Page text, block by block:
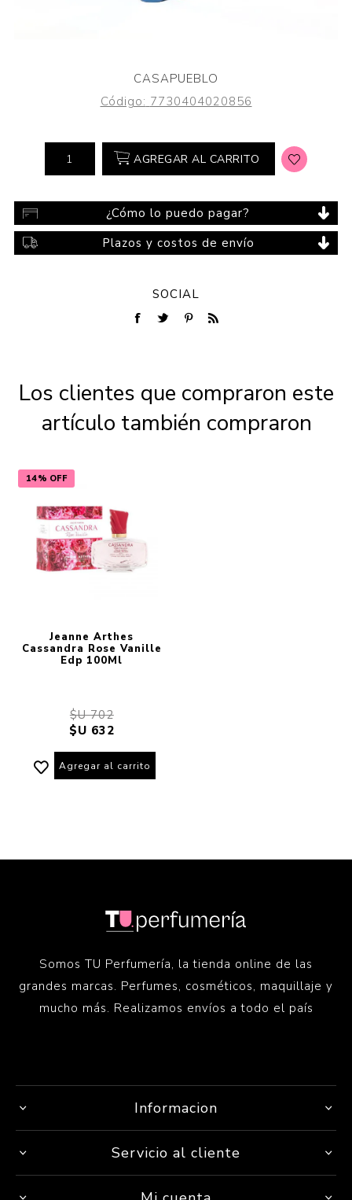
CASAPUEBLO
Código: 7730404020856
AGREGAR AL CARRITO
¿Cómo lo puedo pagar?
Plazos y costos de envío
SOCIAL
Los clientes que compraron este
artículo también compraron
14% OFF
Jeanne Arthes
Cassandra Rose Vanille
Edp 100Ml
$U 702
$U 632
Agregar al carrito
Somos TU Perfumería, la tienda online de las
grandes marcas. Perfumes, cosméticos, maquillaje y
mucho más. Realizamos envíos a todo el país
Informacion
Servicio al cliente